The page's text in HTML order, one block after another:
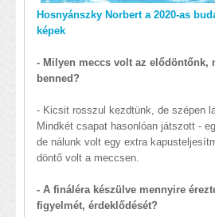
Hosnyánszky Norbert a 2020-as
képek
- Milyen meccs volt az elődöntőnk,
benned?
- Kicsit rosszul kezdtünk, de szépen
Mindkét csapat hasonlóan játszott -
de nálunk volt egy extra
döntő volt a meccsen.
- A fináléra készülve mennyire
figyelmét, érdeklődését?